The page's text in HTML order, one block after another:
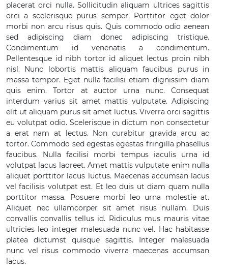
placerat orci nulla. Sollicitudin aliquam ultrices sagittis
orci a scelerisque purus semper. Porttitor eget dolor
morbi non arcu risus quis. Quis commodo odio aenean
sed adipiscing diam donec adipiscing tristique.
Condimentum id venenatis a condimentum.
Pellentesque id nibh tortor id aliquet lectus proin nibh
nisl. Nunc lobortis mattis aliquam faucibus purus in
massa tempor. Eget nulla facilisi etiam dignissim diam
quis enim. Tortor at auctor urna nunc. Consequat
interdum varius sit amet mattis vulputate. Adipiscing
elit ut aliquam purus sit amet luctus. Viverra orci sagittis
eu volutpat odio. Scelerisque in dictum non consectetur
a erat nam at lectus. Non curabitur gravida arcu ac
tortor. Commodo sed egestas egestas fringilla phasellus
faucibus. Nulla facilisi morbi tempus iaculis urna id
volutpat lacus laoreet. Amet mattis vulputate enim nulla
aliquet porttitor lacus luctus. Maecenas accumsan lacus
vel facilisis volutpat est. Et leo duis ut diam quam nulla
porttitor massa. Posuere morbi leo urna molestie at.
Aliquet nec ullamcorper sit amet risus nullam. Duis
convallis convallis tellus id. Ridiculus mus mauris vitae
ultricies leo integer malesuada nunc vel. Hac habitasse
platea dictumst quisque sagittis. Integer malesuada
nunc vel risus commodo viverra maecenas accumsan
lacus.